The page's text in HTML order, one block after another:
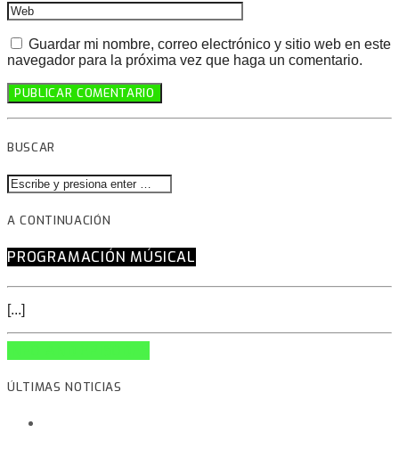
Guardar mi nombre, correo electrónico y sitio web en este
navegador para la próxima vez que haga un comentario.
BUSCAR
A CONTINUACIÓN
PROGRAMACIÓN MÚSICAL
[...]
ÚLTIMAS NOTICIAS